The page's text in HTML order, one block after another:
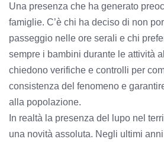
Una presenza che ha generato
famiglie. C’è chi ha deciso di non
passeggio nelle ore serali e chi
sempre i bambini durante le attività
chiedono verifiche e controlli per
consistenza del fenomeno e
alla popolazione.
In realtà la presenza del lupo nel
una novità assoluta. Negli ultimi